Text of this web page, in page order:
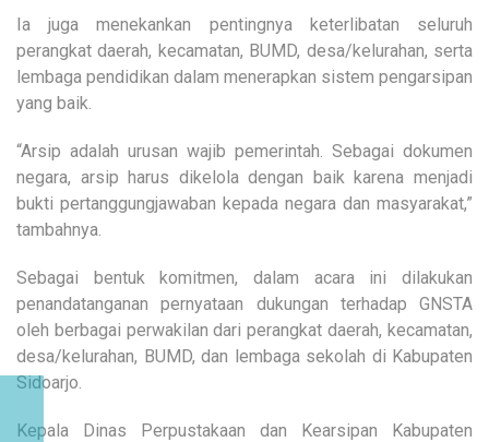
Ia juga menekankan pentingnya keterlibatan seluruh
perangkat daerah, kecamatan, BUMD, desa/kelurahan, serta
lembaga pendidikan dalam menerapkan sistem pengarsipan
yang baik.
“Arsip adalah urusan wajib pemerintah. Sebagai dokumen
negara, arsip harus dikelola dengan baik karena menjadi
bukti pertanggungjawaban kepada negara dan masyarakat,”
tambahnya.
Sebagai bentuk komitmen, dalam acara ini dilakukan
penandatanganan pernyataan dukungan terhadap GNSTA
oleh berbagai perwakilan dari perangkat daerah, kecamatan,
desa/kelurahan, BUMD, dan lembaga sekolah di Kabupaten
Sidoarjo.
Kepala Dinas Perpustakaan dan Kearsipan Kabupaten